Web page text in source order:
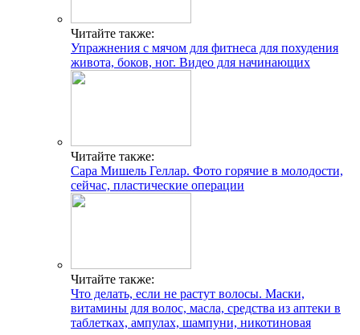
Читайте также:
Упражнения с мячом для фитнеса для похудения
живота, боков, ног. Видео для начинающих
Читайте также:
Сара Мишель Геллар. Фото горячие в молодости,
сейчас, пластические операции
Читайте также:
Что делать, если не растут волосы. Маски,
витамины для волос, масла, средства из аптеки в
таблетках, ампулах, шампуни, никотиновая